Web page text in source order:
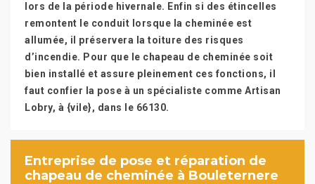
lors de la période hivernale. Enfin si des étincelles
remontent le conduit lorsque la cheminée est
allumée, il préservera la toiture des risques
d’incendie. Pour que le chapeau de cheminée soit
bien installé et assure pleinement ces fonctions, il
faut confier la pose à un spécialiste comme Artisan
Lobry, à {vile}, dans le 66130.
Entreprise de pose et réparation de
chapeau de cheminée à Bouleternere